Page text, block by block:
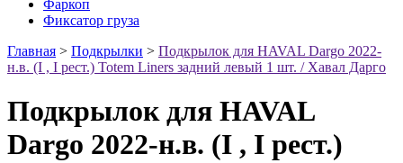
Фаркоп
Фиксатор груза
Главная > Подкрылки > Подкрылок для HAVAL Dargo 2022-
н.в. (I , I рест.) Totem Liners задний левый 1 шт. / Хавал Дарго
Подкрылок для HAVAL
Dargo 2022-н.в. (I , I рест.)